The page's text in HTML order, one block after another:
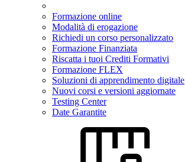
Formazione online
Modalità di erogazione
Richiedi un corso personalizzato
Formazione Finanziata
Riscatta i tuoi Crediti Formativi
Formazione FLEX
Soluzioni di apprendimento digitale
Nuovi corsi e versioni aggiornate
Testing Center
Date Garantite